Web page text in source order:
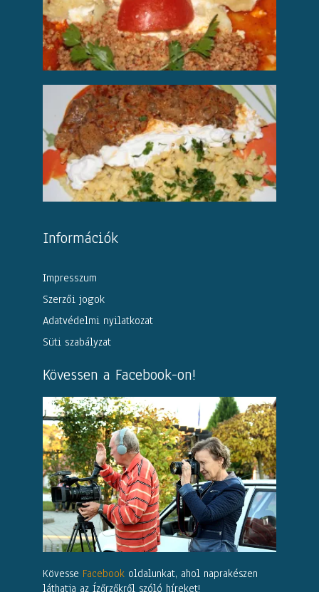
Információk
Impresszum
Szerzői jogok
Adatvédelmi nyilatkozat
Süti szabályzat
Kövessen a Facebook-on!
Kövesse Facebook oldalunkat, ahol naprakészen
láthatja az Ízőrzőkről szóló híreket!